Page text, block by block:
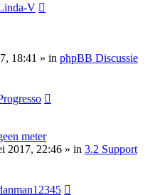
V
18:41 » in phpBB Discussie
meter
2017, 22:46 » in 3.2 Support